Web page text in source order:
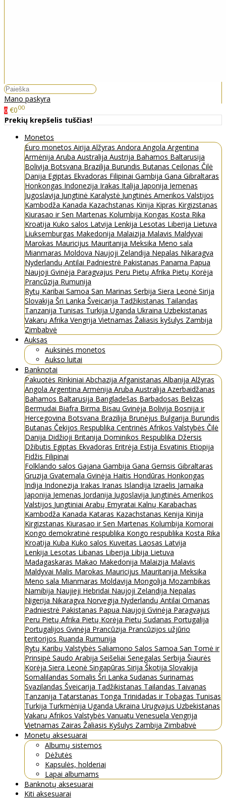
Mano paskyra
0 €000
Prekių krepšelis tuščias!
Monetos
Euro monetos Airija Alžyras Andora Angola Argentina
Armėnija Aruba Australija Austrija Bahamos Baltarusija
Bolivija Botsvana Brazilija Burundis Butanas Ceilonas Čilė
Danija Egiptas Ekvadoras Filipinai Gambija Gana Gibraltaras
Honkongas Indonezija Irakas Italija Japonija Jemenas
Jugoslavija Jungtinė Karalystė Jungtinės Amerikos Valstijos
Kambodža Kanada Kazachstanas Kinija Kipras Kirgizstanas
Kiurasao ir Sen Martenas Kolumbija Kongas Kosta Rika
Kroatija Kuko salos Latvija Lenkija Lesotas Liberija Lietuva
Liuksemburgas Makedonija Malaizija Malavis Maldyvai
Marokas Mauricijus Mauritanija Meksika Meno sala
Mianmaras Moldova Naujoji Zelandija Nepalas Nikaragva
Nyderlandų Antilai Padniestrė Pakistanas Panama Papua
Naujoji Gvinėja Paragvajus Peru Pietų Afrika Pietų Korėja
Prancūzija Rumunija
Rytų Karibai Samoa San Marinas Serbija Siera Leonė Sirija
Slovakija Šri Lanka Šveicarija Tadžikistanas Tailandas
Tanzanija Tunisas Turkija Uganda Ukraina Uzbekistanas
Vakarų Afrika Vengrija Vietnamas Žaliasis kyšulys Zambija
Zimbabvė
Auksas
Auksinės monetos
Aukso luitai
Banknotai
Pakuotės Rinkiniai Abchazija Afganistanas Albanija Alžyras
Angola Argentina Armėnija Aruba Australija Azerbaidžanas
Bahamos Baltarusija Bangladešas Barbadosas Belizas
Bermudai Biafra Birma Bisau Gvinėja Bolivija Bosnija ir
Hercegovina Botsvana Brazilija Brunėjus Bulgarija Burundis
Butanas Čekijos Respublika Centrinės Afrikos Valstybės Čilė
Danija Didžioji Britanija Dominikos Respublika Džersis
Džibutis Egiptas Ekvadoras Eritrėja Estija Esvatinis Etiopija
Fidžis Filipinai
Folklando salos Gajana Gambija Gana Gernsis Gibraltaras
Gruzija Gvatemala Gvinėja Haitis Hondūras Honkongas
Indija Indonezija Irakas Iranas Islandija Izraelis Jamaika
Japonija Jemenas Jordanija Jugoslavija Jungtinės Amerikos
Valstijos Jungtiniai Arabų Emyratai Kalnų Karabachas
Kambodža Kanada Kataras Kazachstanas Kenija Kinija
Kirgizstanas Kiurasao ir Sen Martenas Kolumbija Komorai
Kongo demokratinė respublika Kongo respublika Kosta Rika
Kroatija Kuba Kuko salos Kuveitas Laosas Latvija
Lenkija Lesotas Libanas Liberija Libija Lietuva
Madagaskaras Makao Makedonija Malaizija Malavis
Maldyvai Malis Marokas Mauricijus Mauritanija Meksika
Meno sala Mianmaras Moldavija Mongolija Mozambikas
Namibija Naujieji Hebridai Naujoji Zelandija Nepalas
Nigerija Nikaragva Norvegija Nyderlandų Antilai Omanas
Padniestrė Pakistanas Papua Naujoji Gvinėja Paragvajus
Peru Pietų Afrika Pietų Korėja Pietų Sudanas Portugalija
Portugalijos Gvinėja Prancūzija Prancūzijos užjūrio
teritorijos Ruanda Rumunija
Rytų Karibų Valstybės Saliamono Salos Samoa San Tomė ir
Prinsipė Saudo Arabija Seišeliai Senegalas Serbija Šiaurės
Korėja Siera Leonė Singapūras Sirija Škotija Slovakija
Somalilandas Somalis Šri Lanka Sudanas Surinamas
Svazilandas Šveicarija Tadžikistanas Tailandas Taivanas
Tanzanija Tatarstanas Tonga Trinidadas ir Tobagas Tunisas
Turkija Turkmėnija Uganda Ukraina Urugvajus Uzbekistanas
Vakarų Afrikos Valstybės Vanuatu Venesuela Vengrija
Vietnamas Zairas Žaliasis Kyšulys Zambija Zimbabvė
Monetų aksesuarai
Albumų sistemos
Dėžutės
Kapsulės, holderiai
Lapai albumams
Banknotų aksesuarai
Kiti aksesuarai